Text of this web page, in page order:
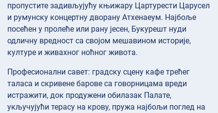
пропустите задивљујућу књижару Цартурести Царусел
и румунску концертну дворану Атхенаеум. Најбоље
посећен у пролеће или рану јесен, Букурешт нуди
одличну вредност са својом мешавином историје,
културе и живахног ноћног живота.
Професионални савет: градску сцену кафе трећег
таласа и скривене барове са говорницама вреди
истражити, док продужени обилазак Палате,
укључујући терасу на крову, пружа најбољи поглед на